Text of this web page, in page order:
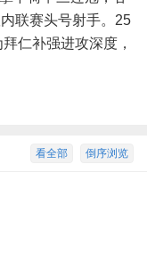
联赛头号射手。25
仁补强进攻深度，
倒序浏览
看全部